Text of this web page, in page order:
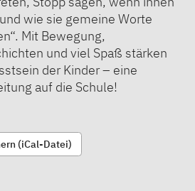
wie sie gemeine Worte
Mit Bewegung,
und viel Spaß stärken
der Kinder – eine
auf die Schule!
(iCal-Datei)